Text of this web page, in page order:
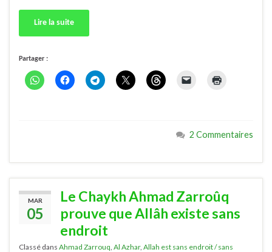
Lire la suite
Partager :
2 Commentaires
MAR
05
Le Chaykh Ahmad Zarroûq
prouve que Allâh existe sans
endroit
Classé dans Ahmad Zarrouq Al Azhar, Allah est sans endroit / sans